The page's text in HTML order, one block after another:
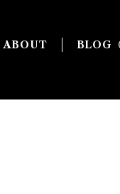
ABOUT BLOG（